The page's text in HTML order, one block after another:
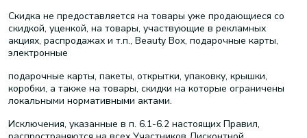
Скидка не предоставляется на товары уже продающиеся со
скидкой, уценкой, на товары, участвующие в рекламных
акциях, распродажах и т.п., Beauty Box, подарочные карты,
электронные
подарочные карты, пакеты, открытки, упаковку, крышки,
коробки, а также на товары, скидки на которые ограничены
локальными нормативными актами.
Исключения, указанные в п. 6.1-6.2 настоящих Правил,